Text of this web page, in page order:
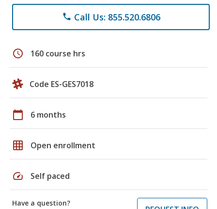
phone Call Us: 855.520.6806
schedule 160 course hrs
Code ES-GES7018
calendar_today 6 months
grid_on Open enrollment
speed Self paced
Have a question?